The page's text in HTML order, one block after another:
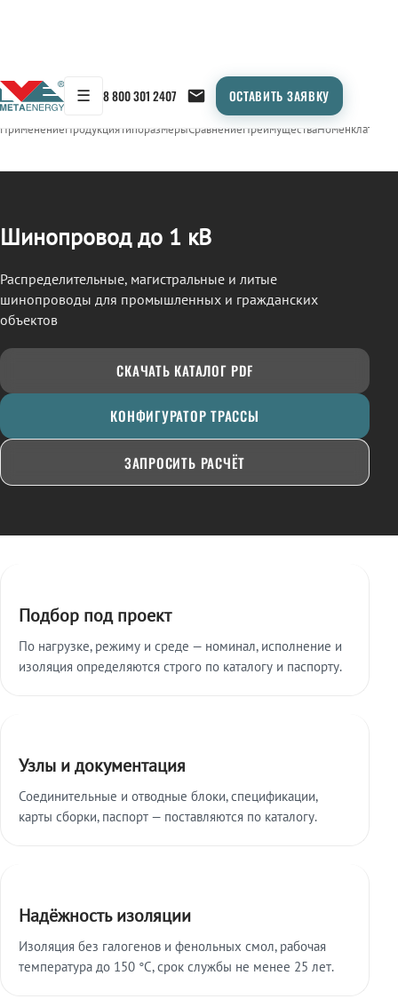
☰ 8 800 301 2407 ОСТАВИТЬ ЗАЯВКУ
← Продукция/ШИНОПРОВОД
ПрименениеПродукцияТипоразмерыСравнениеПреимуществаНоменклатура
Шинопровод до 1 кВ
Распределительные, магистральные и литые
шинопроводы для промышленных и гражданских
объектов
СКАЧАТЬ КАТАЛОГ PDF
КОНФИГУРАТОР ТРАССЫ
ЗАПРОСИТЬ РАСЧЁТ
Подбор под проект
По нагрузке, режиму и среде — номинал, исполнение и
изоляция определяются строго по каталогу и паспорту.
Узлы и документация
Соединительные и отводные блоки, спецификации,
карты сборки, паспорт — поставляются по каталогу.
Надёжность изоляции
Изоляция без галогенов и фенольных смол, рабочая
температура до 150 °C, срок службы не менее 25 лет.